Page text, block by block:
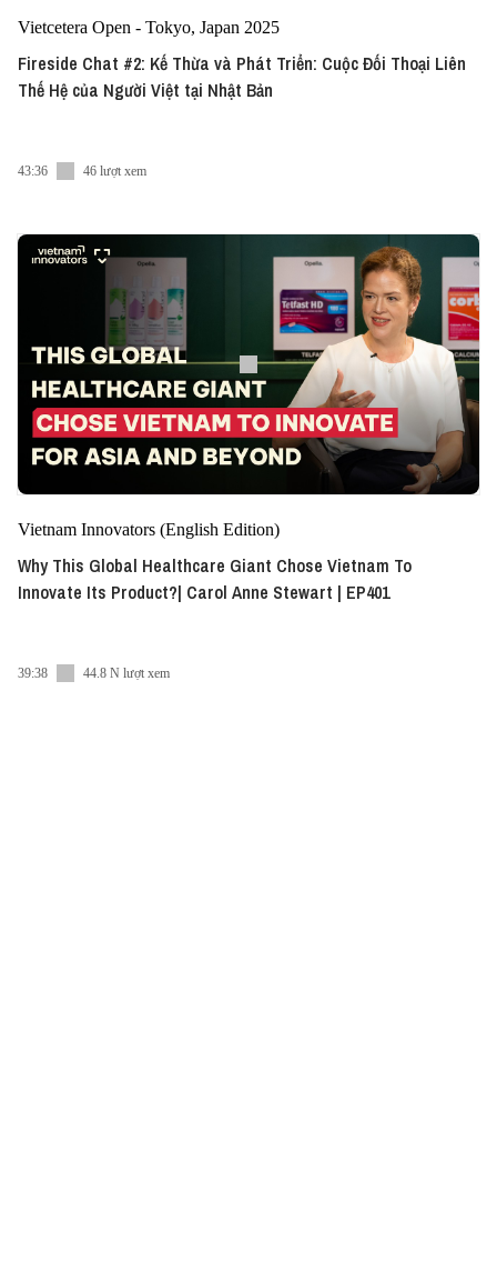
Vietcetera Open - Tokyo, Japan 2025
Fireside Chat #2: Kế Thừa và Phát Triển: Cuộc Đối Thoại Liên
Thế Hệ của Người Việt tại Nhật Bản
43:36 46 lượt xem
Vietnam Innovators (English Edition)
Why This Global Healthcare Giant Chose Vietnam To
Innovate Its Product?| Carol Anne Stewart | EP401
39:38 44.8 N lượt xem